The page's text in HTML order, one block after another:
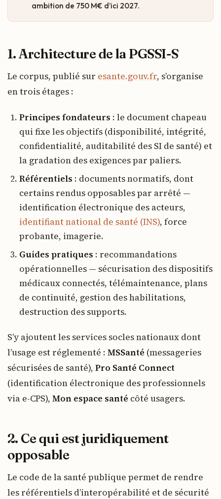
ambition de 750 M€ d’ici 2027.
1. Architecture de la PGSSI-S
Le corpus, publié sur esante.gouv.fr, s’organise
en trois étages :
Principes fondateurs : le document chapeau
qui fixe les objectifs (disponibilité, intégrité,
confidentialité, auditabilité des SI de santé) et
la gradation des exigences par paliers.
Référentiels : documents normatifs, dont
certains rendus opposables par arrêté —
identification électronique des acteurs,
identifiant national de santé (INS), force
probante, imagerie.
Guides pratiques : recommandations
opérationnelles — sécurisation des dispositifs
médicaux connectés, télémaintenance, plans
de continuité, gestion des habilitations,
destruction des supports.
S’y ajoutent les services socles nationaux dont
l’usage est réglementé : MSSanté (messageries
sécurisées de santé), Pro Santé Connect
(identification électronique des professionnels
via e-CPS), Mon espace santé côté usagers.
2. Ce qui est juridiquement
opposable
Le code de la santé publique permet de rendre
les référentiels d’interopérabilité et de sécurité